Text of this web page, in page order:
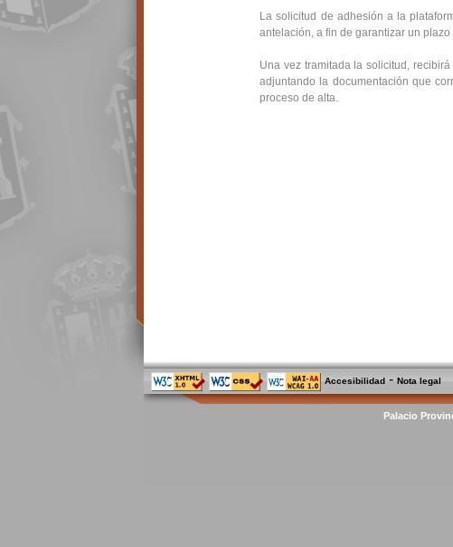
La solicitud de adhesión a la
antelación, a fin de garantizar un
Una vez tramitada la solicitud,
adjuntando la documentación que
proceso de alta.
Accesibilidad -Nota legal
Palacio